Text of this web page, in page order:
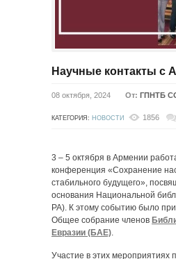
Научные контакты с
08 октября, 2024 От: ГПНТБ
КАТЕГОРИЯ: НОВОСТИ 1856
3 – 5 октября в Армении
конференция «Сохранение
стабильного будущего»,
основания Национальной
РА). К этому событию было
Общее собрание членов
Евразии (БАЕ).
Участие в этих мероприятиях